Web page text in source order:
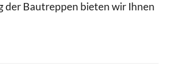
der Bautreppen bieten wir Ihnen